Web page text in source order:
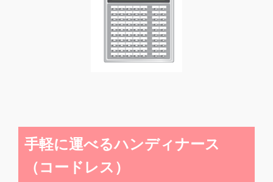
手軽に運べるハンディナース
（コードレス）